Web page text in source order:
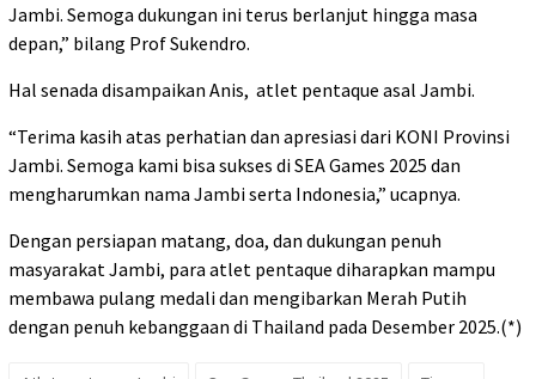
Jambi. Semoga dukungan ini terus berlanjut hingga masa
depan,” bilang Prof Sukendro.
Hal senada disampaikan Anis, atlet pentaque asal Jambi.
“Terima kasih atas perhatian dan apresiasi dari KONI Provinsi
Jambi. Semoga kami bisa sukses di SEA Games 2025 dan
mengharumkan nama Jambi serta Indonesia,” ucapnya.
Dengan persiapan matang, doa, dan dukungan penuh
masyarakat Jambi, para atlet pentaque diharapkan mampu
membawa pulang medali dan mengibarkan Merah Putih
dengan penuh kebanggaan di Thailand pada Desember 2025.(*)